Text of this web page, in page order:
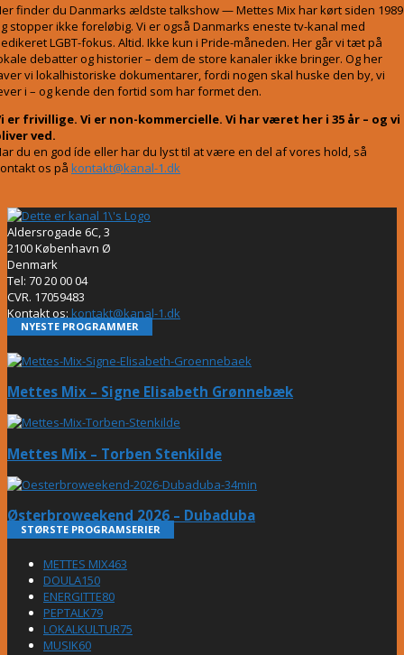
finder du Danmarks ældste talkshow — Mettes Mix har kørt siden 1989
stopper ikke foreløbig. Vi er også Danmarks eneste tv-kanal med
LGBT-fokus. Altid. Ikke kun i Pride-måneden. Her går vi tæt på
debatter og historier – dem de store kanaler ikke bringer. Og her
vi lokalhistoriske dokumentarer, fordi nogen skal huske den by, vi
i – og kende den fortid som har formet den.
er frivillige. Vi er non-kommercielle. Vi har været her i 35 år – og vi
ved.
du en god íde eller har du lyst til at være en del af vores hold, så
os på kontakt@kanal-1.dk
Aldersrogade 6C, 3
2100 København Ø
Denmark
Tel: 70 20 00 04
CVR. 17059483
Kontakt os: kontakt@kanal-1.dk
NYESTE PROGRAMMER
Mettes Mix – Signe Elisabeth Grønnebæk
Mettes Mix – Torben Stenkilde
Østerbroweekend 2026 – Dubaduba
STØRSTE PROGRAMSERIER
METTES MIX463
DOULA150
ENERGITTE80
PEPTALK79
LOKALKULTUR75
MUSIK60